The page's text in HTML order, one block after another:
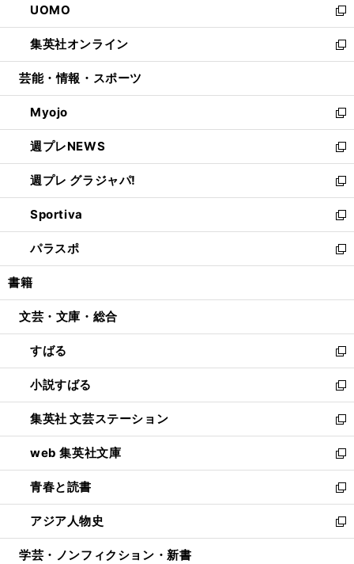
く
で
開
く
ド
ウ
で
開
ィ
ン
ド
ウ
開
く
い
ウ
ィ
ン
ウ
で
開
く
UOMO
新
し
い
ウ
ン
ド
ウ
で
開
く
集英社オンライン
新
し
ウ
ィ
ン
ド
ウ
で
開
く
芸能・情報・スポーツ
Myojo
新
し
い
ウ
ィ
ン
ド
ウ
で
開
週プレNEWS
新
し
い
ウ
ィ
ン
ド
ウ
開
週プレ グラジャパ!
新
し
い
ウ
ィ
ン
ウ
開
く
Sportiva
新
し
い
ウ
ン
ウ
で
開
く
パラスポ
新
し
ウ
ン
ド
ウ
で
開
く
書籍
文芸・文庫・総合
すばる
新
し
い
ウ
ィ
ン
ド
ウ
で
開
く
小説すばる
新
し
い
ウ
ィ
ン
ド
ウ
で
開
集英社 文芸ステーション
新
し
い
ウ
ィ
ン
ド
ウ
web 集英社文庫
新
し
い
ウ
ィ
ン
青春と読書
新
し
い
ウ
アジア人物史
新
し
学芸・ノンフィクション・新書